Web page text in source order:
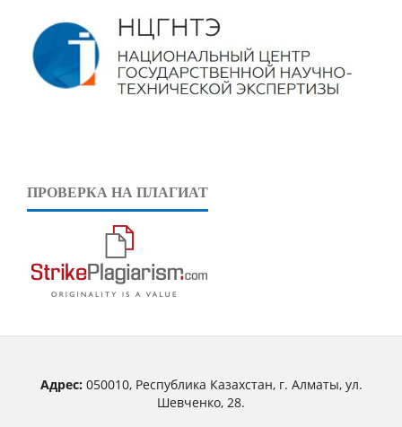
ПРОВЕРКА НА ПЛАГИАТ
Адрес:050010, Республика Казахстан, г. Алматы, ул.
Шевченко, 28.